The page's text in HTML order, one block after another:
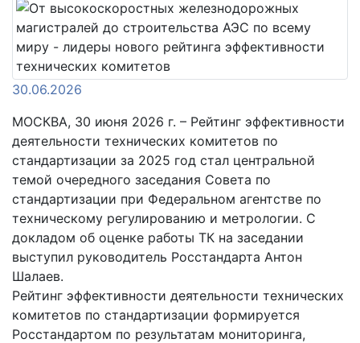
30.06.2026
МОСКВА, 30 июня 2026 г. – Рейтинг эффективности
деятельности технических комитетов по
стандартизации за 2025 год стал центральной
темой очередного заседания Совета по
стандартизации при Федеральном агентстве по
техническому регулированию и метрологии. С
докладом об оценке работы ТК на заседании
выступил руководитель Росстандарта Антон
Шалаев.
Рейтинг эффективности деятельности технических
комитетов по стандартизации формируется
Росстандартом по результатам мониторинга,